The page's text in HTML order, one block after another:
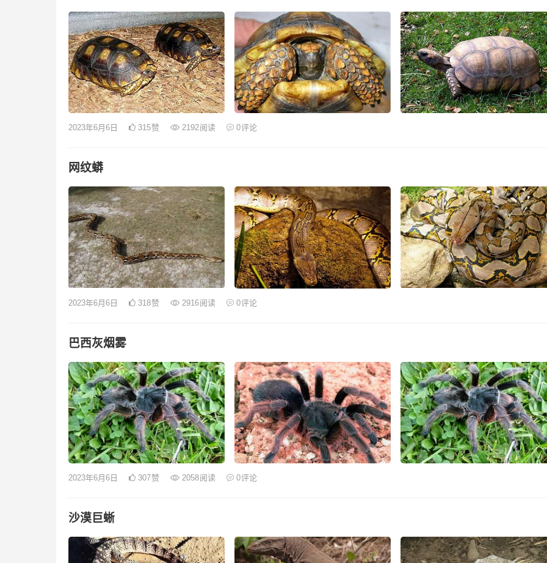
2023年6月6日 315赞 2192阅读 0评论
网纹蟒
2023年6月6日 318赞 2916阅读 0评论
巴西灰烟雾
2023年6月6日 307赞 2058阅读 0评论
沙漠巨蜥